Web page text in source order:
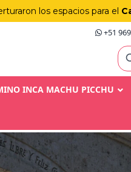
los espacios para el
+51
INCA MACHU PICCHU